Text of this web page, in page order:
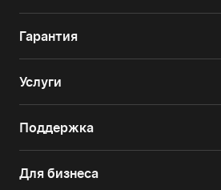
Гарантия
Услуги
Поддержка
Для бизнеса